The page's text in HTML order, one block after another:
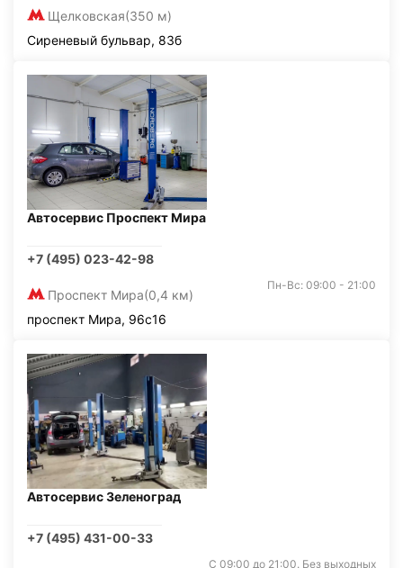
Щелковская(350 м)
Сиреневый бульвар, 83б
Автосервис Проспект Мира
+7 (495) 023-42-98
Проспект Мира(0,4 км)
Пн-Вс: 09:00 - 21:00
проспект Мира, 96с16
Автосервис Зеленоград
+7 (495) 431-00-33
С 09:00 до 21:00. Без выходных